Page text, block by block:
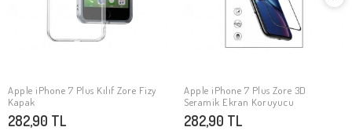
SEPETE EKLE
Apple iPhone 7 Plus Kılıf Zore Fizy
Kapak
282,90 TL
SEPETE EKLE
Apple iPhone 7 Plus Zore 3D
Seramik Ekran Koruyucu
282,90 TL